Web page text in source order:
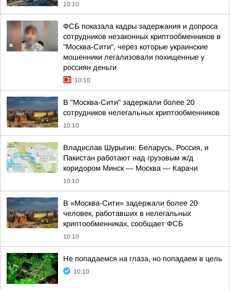
10:10
ФСБ показала кадры задержания и допроса
сотрудников незаконных криптообменников в
"Москва-Сити", через которые украинские
мошенники легализовали похищенные у
россиян деньги
10:10
В "Москва-Сити" задержали более 20
сотрудников нелегальных криптообменников
10:10
Владислав Шурыгин: Беларусь, Россия, и
Пакистан работают над грузовым ж/д
коридором Минск — Москва — Карачи
10:10
В «Москва-Сити» задержали более 20
человек, работавших в нелегальных
криптообменниках, сообщает ФСБ
10:10
Не попадаемся на глаза, но попадаем в цель
10:10